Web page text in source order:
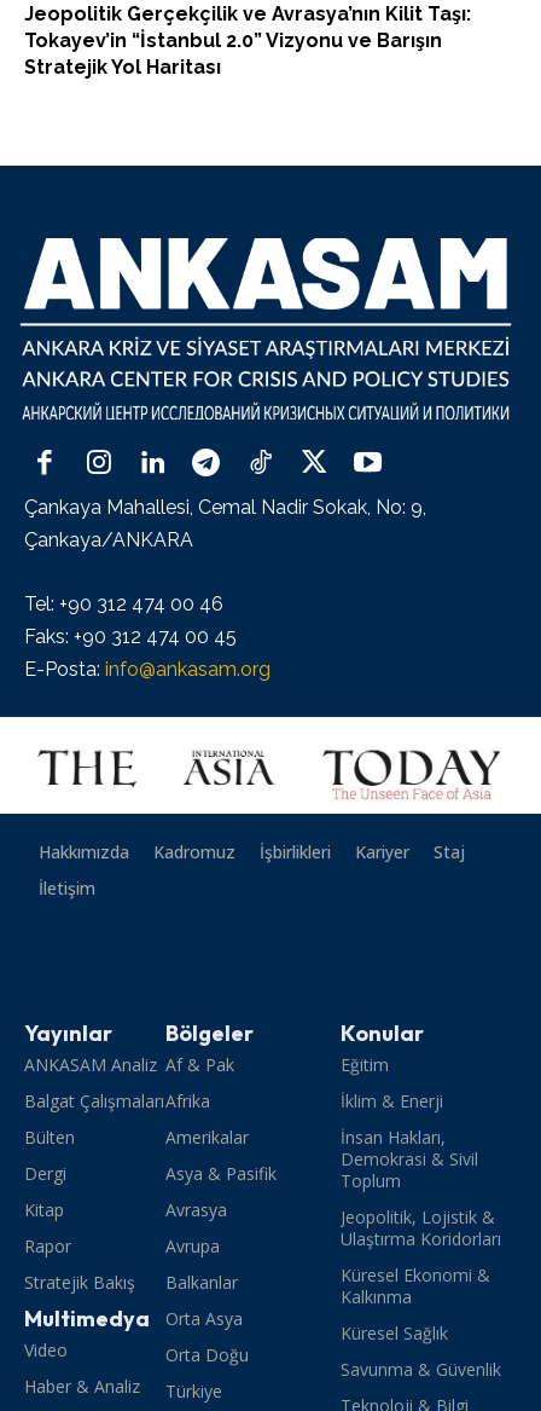
Jeopolitik Gerçekçilik ve Avrasya’nın Kilit Taşı:
Tokayev’in “İstanbul 2.0” Vizyonu ve Barışın
Stratejik Yol Haritası
Çankaya Mahallesi, Cemal Nadir Sokak, No: 9,
Çankaya/ANKARA
Tel: +90 312 474 00 46
Faks: +90 312 474 00 45
E-Posta: info@ankasam.org
Hakkımızda Kadromuz İşbirlikleri Kariyer
Staj
İletişim
Yayınlar
ANKASAM Analiz
Balgat Çalışmaları
Bülten
Dergi
Kitap
Rapor
Stratejik Bakış
Multimedya
Video
Haber & Analiz
Bölgeler
Af & Pak
Afrika
Amerikalar
Asya & Pasifik
Avrasya
Avrupa
Balkanlar
Orta Asya
Orta Doğu
Türkiye
Konular
Eğitim
İklim & Enerji
İnsan Hakları,
Demokrasi & Sivil
Toplum
Jeopolitik, Lojistik &
Ulaştırma Koridorları
Küresel Ekonomi &
Kalkınma
Küresel Sağlık
Savunma & Güvenlik
Teknoloji & Bilgi